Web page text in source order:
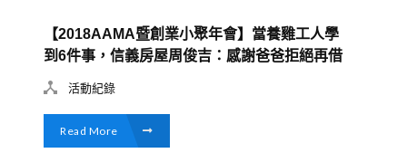
【2018AAMA暨創業小聚年會】當養雞工人學
到6件事，信義房屋周俊吉：感謝爸爸拒絕再借
我錢創業
活動紀錄
Read More